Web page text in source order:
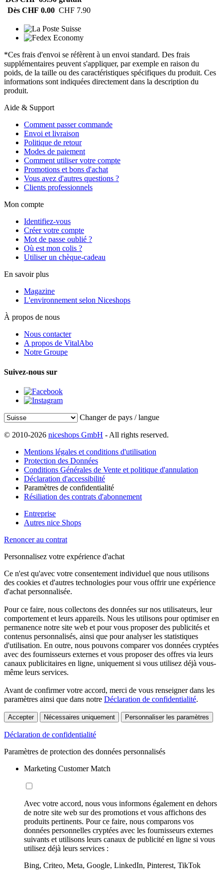
Dès CHF 0.00 CHF 7.90
*Ces frais d'envoi se réfèrent à un envoi standard. Des frais
supplémentaires peuvent s'appliquer, par exemple en raison du
poids, de la taille ou des caractéristiques spécifiques du produit. Ces
informations sont indiquées directement dans la description du
produit.
Aide & Support
Comment passer commande
Envoi et livraison
Politique de retour
Modes de paiement
Comment utiliser votre compte
Promotions et bons d'achat
Vous avez d'autres questions ?
Clients professionnels
Mon compte
Identifiez-vous
Créer votre compte
Mot de passe oublié ?
Où est mon colis ?
Utiliser un chèque-cadeau
En savoir plus
Magazine
L'environnement selon Niceshops
À propos de nous
Nous contacter
A propos de VitalAbo
Notre Groupe
Suivez-nous sur
Changer de pays / langue
© 2010-2026 niceshops GmbH - All rights reserved.
Mentions légales et conditions d'utilisation
Protection des Données
Conditions Générales de Vente et politique d'annulation
Déclaration d'accessibilité
Paramètres de confidentialité
Résiliation des contrats d'abonnement
Entreprise
Autres nice Shops
Renoncer au contrat
Personnalisez votre expérience d'achat
Ce n'est qu'avec votre consentement individuel que nous utilisons
des cookies et d'autres technologies pour vous offrir une expérience
d'achat personnalisée.
Pour ce faire, nous collectons des données sur nos utilisateurs, leur
comportement et leurs appareils. Nous les utilisons pour optimiser en
permanence notre site web et pour vous proposer des publicités et
contenus personnalisés, ainsi que pour analyser les statistiques
d'utilisation. En outre, nous pouvons comparer vos données cryptées
avec des fournisseurs externes et vous proposer des offres via leurs
canaux publicitaires en ligne, uniquement si vous utilisez déjà vous-
même leurs services.
Avant de confirmer votre accord, merci de vous renseigner dans les
paramètres ainsi que dans notre Déclaration de confidentialité.
Accepter Nécessaires uniquement Personnaliser les paramètres
Déclaration de confidentialité
Paramètres de protection des données personnalisés
Marketing Customer Match
Avec votre accord, nous vous informons également en dehors
de notre site web sur des promotions et vous affichons des
produits pertinents. Pour ce faire, nous comparons vos
données personnelles cryptées avec les fournisseurs externes
suivants et utilisons leurs canaux de publicité en ligne si vous
utilisez déjà leurs services :
Bing, Criteo, Meta, Google, LinkedIn, Pinterest, TikTok